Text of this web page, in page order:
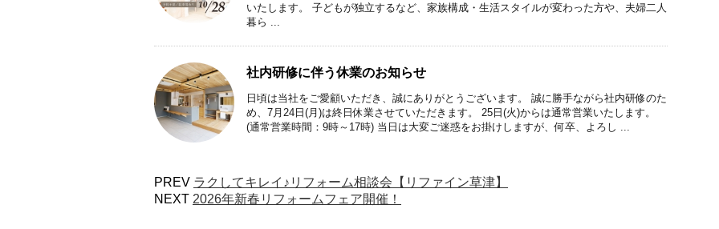
いたします。 子どもが独立するなど、家族構成・生活スタイルが変わった方や、夫婦二人
暮ら ...
社内研修に伴う休業のお知らせ
日頃は当社をご愛顧いただき、誠にありがとうございます。 誠に勝手ながら社内研修のた
め、7月24日(月)は終日休業させていただきます。 25日(火)からは通常営業いたします。
(通常営業時間：9時～17時) 当日は大変ご迷惑をお掛けしますが、何卒、よろし ...
PREV ラクしてキレイ♪リフォーム相談会【リファイン草津】
NEXT 2026年新春リフォームフェア開催！